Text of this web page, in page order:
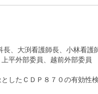
、大渕看護師長、小林看護
平外部委員、越前外部委員
したＣＤＰ８７０の有効性